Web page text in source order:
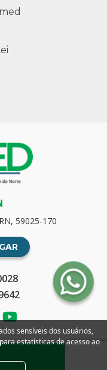
59025-170
sensíveis dos usuários,
estatísticas de acesso ao